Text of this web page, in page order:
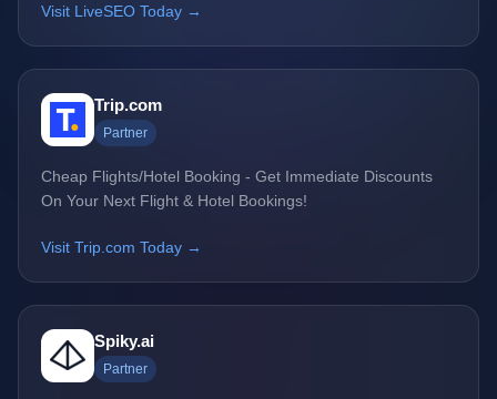
Visit LiveSEO Today →
Trip.com
Partner
Cheap Flights/Hotel Booking - Get Immediate Discounts
On Your Next Flight & Hotel Bookings!
Visit Trip.com Today →
Spiky.ai
Partner